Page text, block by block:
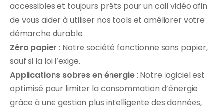
accessibles et toujours prêts pour un call vidéo afin
de vous aider à utiliser nos tools et améliorer votre
démarche durable.
Zéro papier : Notre société fonctionne sans papier,
sauf si la loi l’exige.
Applications sobres en énergie: Notre logiciel est
optimisé pour limiter la consommation d’énergie
grâce à une gestion plus intelligente des données,